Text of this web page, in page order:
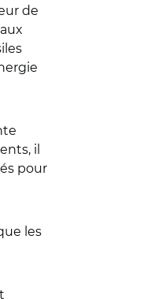
de
il
pour
les